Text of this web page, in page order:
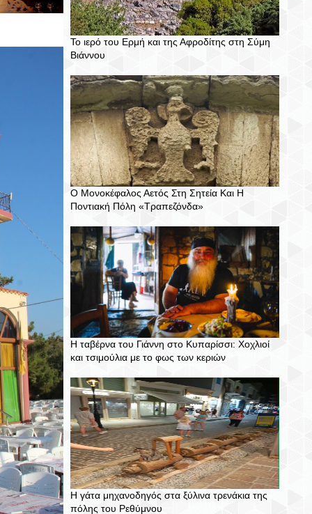
Το ιερό του Ερμή και της Αφροδίτης στη Σύμη
Βιάννου
Ο Μονοκέφαλος Αετός Στη Σητεία Και Η
Ποντιακή Πόλη «Τραπεζόνδα»
Η ταβέρνα του Γιάννη στο Κυπαρίσσι: Χοχλιοί
και τσιμούλια με το φως των κεριών
Η γάτα μηχανοδηγός στα ξύλινα τρενάκια της
πόλης του Ρεθύμνου